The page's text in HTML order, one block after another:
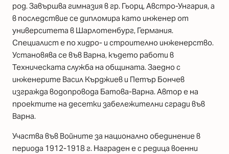
род. Завършва гимназия в гр. Гьорц, Австро-Унгария, а
в последствие се дипломира като инженер от
университета в Шарлотенбург, Германия.
Специалист е по хидро- и строително инженерство.
Установява се във Варна, където работи в
Техническата служба на общината. Заедно с
инженерите Васил Кърджиев и Петър Бончев
изгражда водопровода Батова-Варна. Автор е на
проектите на десетки забележителни сгради във
Варна.
Участва във Войните за национално обединение в
периода 1912-1918 г. Награден е с редица военни